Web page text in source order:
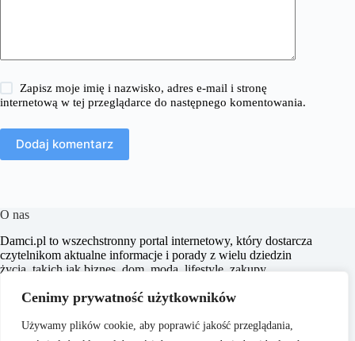
Cenimy prywatność użytkowników
Używamy plików cookie, aby poprawić jakość przeglądania,
Zapisz moje imię i nazwisko, adres e-mail i stronę
internetową w tej przeglądarce do następnego komentowania.
Dodaj komentarz
O nas
​Damci.pl to wszechstronny portal internetowy, który dostarcza
czytelnikom aktualne informacje i porady z wielu dziedzin
życia, takich jak biznes, dom, moda, lifestyle, zakupy,
wspieranie użytkowników w podejmowaniu świadomych